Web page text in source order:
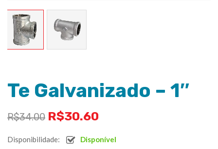
Te Galvanizado – 1″
R$34.00 R$30.60
Disponibilidade: Disponível